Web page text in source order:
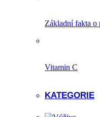
Základní fakta o
Vitamin C
KATEGORIE